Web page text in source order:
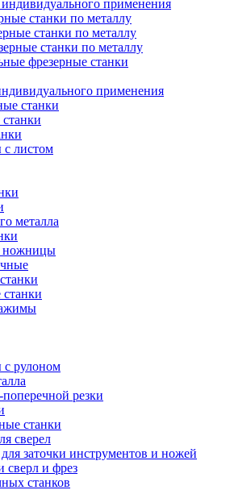
применения
станки по металлу
станки по металлу
станки по металлу
фрезерные станки
применения
станки
с листом
металла
ножницы
с рулоном
резки
станки
сверел
заточки инструментов и ножей
сверл и фрез
станков